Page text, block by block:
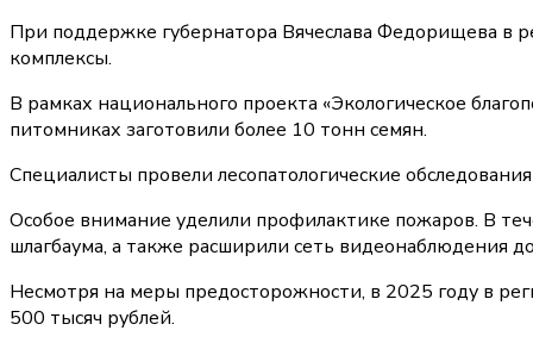
При поддержке губернатора Вячеслава Федорищева в
комплексы.
В рамках национального проекта «Экологическое
питомниках заготовили более 10 тонн семян.
Специалисты провели лесопатологические
Особое внимание уделили профилактике пожаров. В
шлагбаума, а также расширили сеть видеонаблюдения
Несмотря на меры предосторожности, в 2025 году в
500 тысяч рублей.